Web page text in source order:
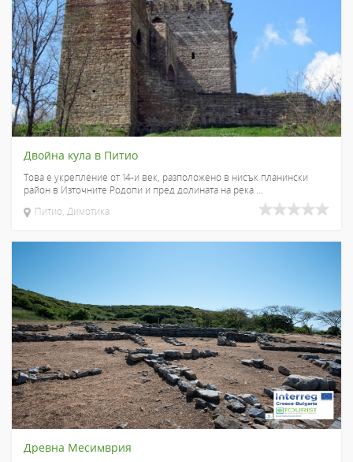
Двойна кула в Питио
Това е укрепление от 14-и век, разположено в нисък планински
район в Източните Родопи и пред долината на река ...
Питио, Димотика
Древна Месимврия